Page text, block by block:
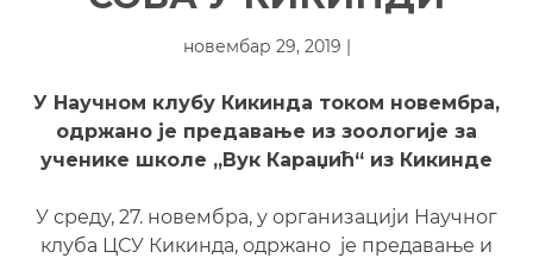
новембар 29, 2019 |
У Научном клубу Кикинда током новембра,
одржано је предавање из зоологије за
ученике школе „Вук Караџић“ из Кикинде
У среду, 27. новембра, у организацији Научног
клуба ЦСУ Кикинда, одржано је предавање и